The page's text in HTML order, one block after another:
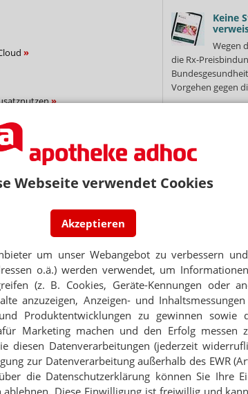
Webseite verwendet Cookies
Akzeptieren
um unser Webangebot zu verbessern
o.ä.) werden verwendet, um
(z. B. Cookies, Geräte-Kennungen oder
anzuzeigen, Anzeigen- und
Produktentwicklungen zu gewinnen sowie
Marketing machen und den Erfolg messen
diesen Datenverarbeitungen (jederzeit
zur Datenverarbeitung außerhalb des EWR
die Datenschutzerklärung können Sie Ihre
gestoppt
anerkannt
Keine
Wegen
die Rx-
Vorgehen gegen
Die
mehr Hitzeschutz
Motto „Bayern
für besonders...
Hochrisiko-
mehrere
Vereinigungen
PORTRÄT
FAQ: Nikotin
Arzneimittel zur
werden von den